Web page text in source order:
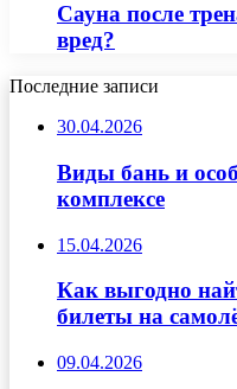
Сауна после
вред?
Последние записи
30.04.2026
Виды бань и
комплексе
15.04.2026
Как выгодно
билеты на
09.04.2026